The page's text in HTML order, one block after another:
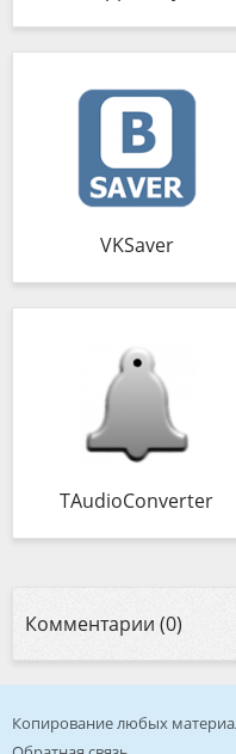
VKSaver
TAudioConverter
Комментарии (0)
Копирование любых